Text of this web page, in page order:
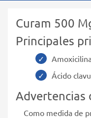
Curam 500
Principales
Ácido
Advertencias
Como medida de